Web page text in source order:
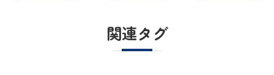
関連タグ